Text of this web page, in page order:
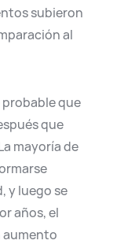
subieron
al
probable que
que
mayoría de
y luego se
años, el
aumento